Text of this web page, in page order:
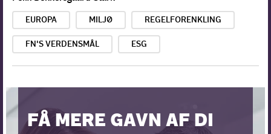
EUROPA MILJØ REGELFORENKLING
FN'S VERDENSMÅL ESG
FÅ MERE GAVN AF DI